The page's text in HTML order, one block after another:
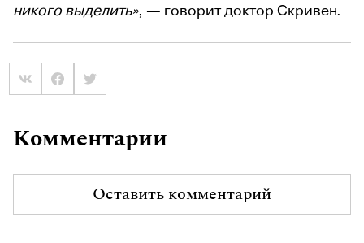
никого выделить», — говорит доктор Скривен.
Комментарии
Оставить комментарий